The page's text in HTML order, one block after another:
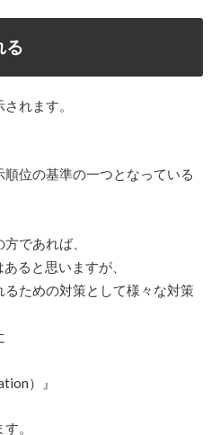
る
れます。
位の基準の一つとなっている
であれば、
ると思いますが、
ための対策として様々な対策
）』
。